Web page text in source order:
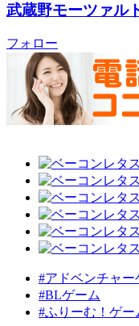
武蔵野モーツァル
フォロー
#アドベンチャー
#BLゲーム
#ふりーむ！ゲー